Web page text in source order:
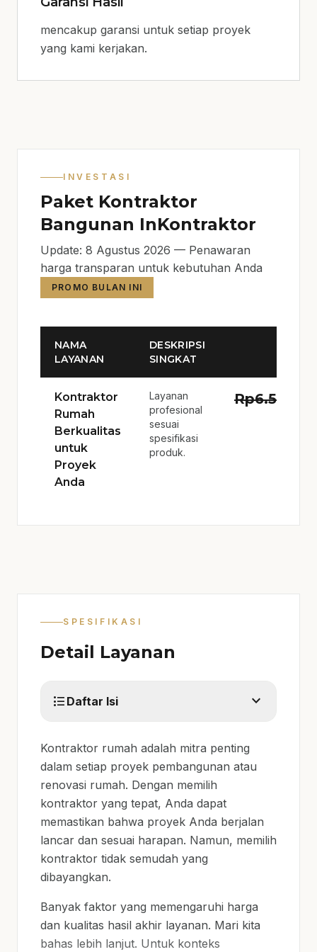
mencakup garansi untuk setiap proyek
yang kami kerjakan.
INVESTASI
Paket Kontraktor
Bangunan InKontraktor
Update: 8 Agustus 2026 — Penawaran
harga transparan untuk kebutuhan Anda
PROMO BULAN INI
NAMA
LAYANAN
DESKRIPSI
SINGKAT
Kontraktor
Rumah
Berkualitas
untuk
Proyek
Anda
Layanan
profesional
sesuai
spesifikasi
produk.
Rp
SPESIFIKASI
Detail Layanan
format_list_bulleted Daftar Isi expand_more
Kontraktor rumah adalah mitra penting
dalam setiap proyek pembangunan atau
renovasi rumah. Dengan memilih
kontraktor yang tepat, Anda dapat
memastikan bahwa proyek Anda berjalan
lancar dan sesuai harapan. Namun, memilih
kontraktor tidak semudah yang
dibayangkan.
Banyak faktor yang memengaruhi harga
dan kualitas hasil akhir layanan. Mari kita
bahas lebih lanjut. Untuk konteks